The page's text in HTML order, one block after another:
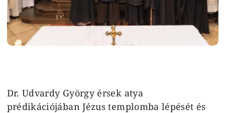
Dr. Udvardy György érsek atya
prédikációjában Jézus templomba lépését és